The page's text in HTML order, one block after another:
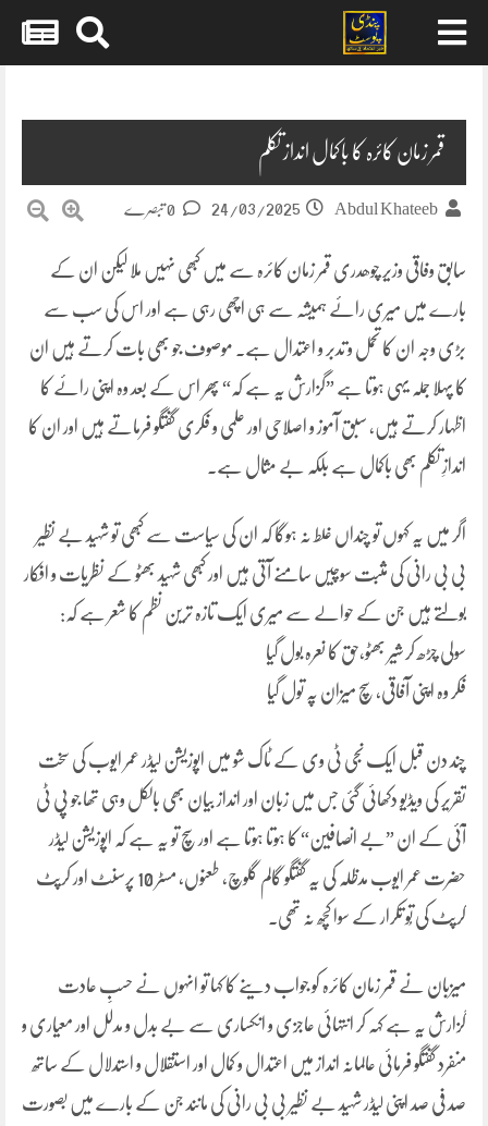
قمر زمان کائرہ کا باکمال انداز تکلم
Abdul Khateeb
24/03/2025
سابق وفاقی وزیر چوھدری قمر زمان کائرہ سے میں کبھی نہیں ملا لیکن ان کے
بارے میں میری رائے ہمیشہ سے ہی اچھی رہی ہے اور اس کی سب سے
بڑی وجہ ان کا تحمل و تدبر و اعتدال ہے۔ موصوف جو بھی بات کرتے ہیں ان
کا پہلا جملہ یہی ہوتا ہے ”گزارش یہ ہے کہ“ پھر اس کے بعد وہ اپنی رائے کا
اظہار کرتے ہیں، سبق آموز و اصلاحی اور علمی و فکری گفتگو فرماتے ہیں اور ان کا
اندازِ تکلم بھی باکمال ہے بلکہ بے مثال ہے۔
اگر میں یہ کہوں تو چنداں غلط نہ ہوگا کہ ان کی سیاست سے کبھی تو شہید بے نظیر
بی بی رانی کی مثبت سوچیں سامنے آتی ہیں اور کبھی شہید بھٹو کے نظریات و افکار
بولتے ہیں جن کے حوالے سے میری ایک تازہ ترین نظم کا شعر ہے کہ:
سولی چڑھ کر شیر بھٹو،حق کا نعرہ بول گیا
فکر وہ اپنی آفاقی، سچ میزان پہ تول گیا
چند دن قبل ایک نجی ٹی وی کے ٹاک شو میں اپوزیشن لیڈر عمر ایوب کی سخت
تقریر کی ویڈیو دکھائی گئی جس میں زبان اور انداز بیان بھی بالکل وہی تھا جو پی ٹی
آئی کے ان ”بے انصافین“ کا ہوتا ہوتا ہے اور سچ تو یہ ہے کہ اپوزیشن لیڈر
حضرت عمر ایوب مدظلہ کی یہ گفتگو گالم گلوچ، طعنوں، مسٹر 10 پرسنٹ اور کرپٹ
کرپٹ کی تُو تکرار کے سوا کچھ نہ تھی۔
میزبان نے قمر زمان کائرہ کو جواب دینے کا کہا تو انہوں نے حسبِِ عادت
گزارش یہ ہے کہہ کر انتہائی عاجزی و انکساری سے بے بدل و مدلل اور معیاری و
منفرد گفتگو فرمائی عالمانہ انداز میں اعتدال و کمال اور استقلال و استدلال کے ساتھ
صد فی صد اپنی لیڈر شہید بے نظیر بی بی رانی کی مانند جن کے بارے میں بصورت